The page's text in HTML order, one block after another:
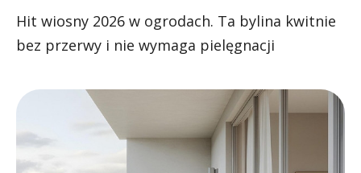
Hit wiosny 2026 w ogrodach. Ta bylina kwitnie
bez przerwy i nie wymaga pielęgnacji